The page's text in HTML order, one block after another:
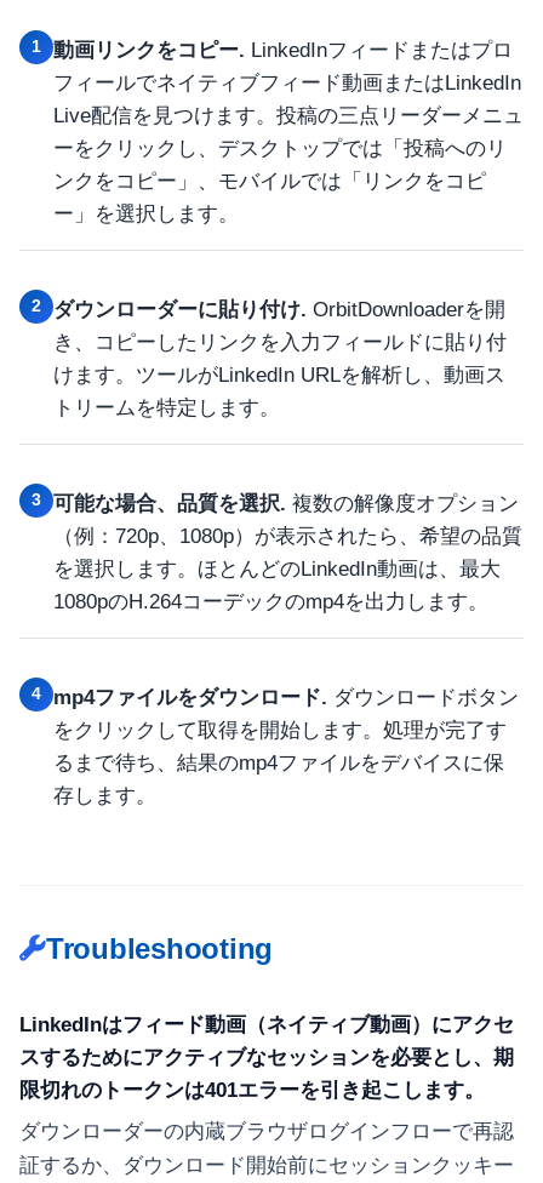
1 動画リンクをコピー. LinkedInフィードまたはプロ
フィールでネイティブフィード動画またはLinkedIn
Live配信を見つけます。投稿の三点リーダーメニュ
ーをクリックし、デスクトップでは「投稿へのリ
ンクをコピー」、モバイルでは「リンクをコピ
ー」を選択します。
2 ダウンローダーに貼り付け. OrbitDownloaderを開
き、コピーしたリンクを入力フィールドに貼り付
けます。ツールがLinkedIn URLを解析し、動画ス
トリームを特定します。
3 可能な場合、品質を選択. 複数の解像度オプション
（例：720p、1080p）が表示されたら、希望の品質
を選択します。ほとんどのLinkedIn動画は、最大
1080pのH.264コーデックのmp4を出力します。
4 mp4ファイルをダウンロード. ダウンロードボタン
をクリックして取得を開始します。処理が完了す
るまで待ち、結果のmp4ファイルをデバイスに保
存します。
Troubleshooting
LinkedInはフィード動画（ネイティブ動画）にアクセ
スするためにアクティブなセッションを必要とし、期
限切れのトークンは401エラーを引き起こします。
ダウンローダーの内蔵ブラウザログインフローで再認
証するか、ダウンロード開始前にセッションクッキー